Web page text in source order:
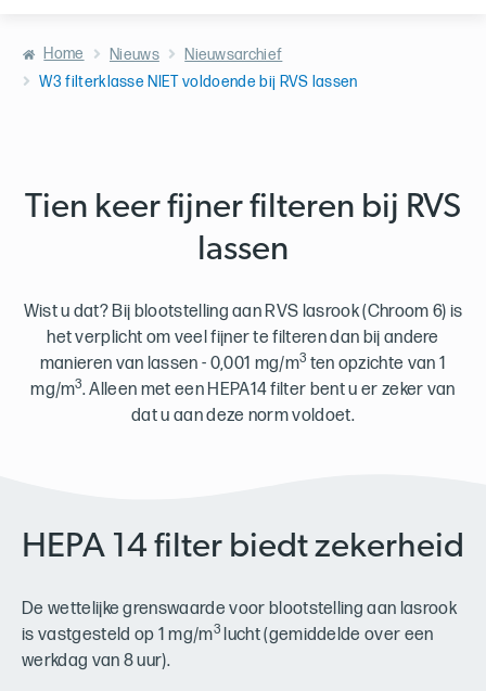
Home Nieuws
Nieuwsarchief
W3 filterklasse NIET voldoende bij RVS lassen
Tien keer fijner filteren bij RVS
lassen
Wist u dat? Bij blootstelling aan RVS lasrook (Chroom 6) is
het verplicht om veel fijner te filteren dan bij andere
manieren van lassen - 0,001 mg/m3 ten opzichte van 1
mg/m3. Alleen met een HEPA14 filter bent u er zeker van
dat u aan deze norm voldoet.
HEPA 14 filter biedt zekerheid
De wettelijke grenswaarde voor blootstelling aan lasrook
is vastgesteld op 1 mg/m3 lucht (gemiddelde over een
werkdag van 8 uur).